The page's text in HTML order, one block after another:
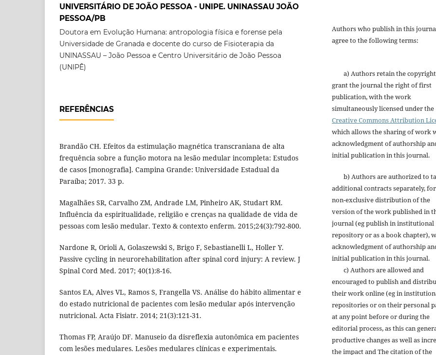
UNIVERSITÁRIO DE JOÃO PESSOA - UNIPE. UNINASSAU JOÃO
PESSOA/PB
Doutora em Evolução Humana: antropologia física e forense pela
Universidade de Granada e docente do curso de Fisioterapia da
UNINASSAU – João Pessoa e Centro Universitário de João Pessoa
(UNIPÊ)
REFERÊNCIAS
Brandão CH. Efeitos da estimulação magnética transcraniana de alta
frequência sobre a função motora na lesão medular incompleta: Estudos
de casos [monografia]. Campina Grande: Universidade Estadual da
Paraíba; 2017. 33 p.
Magalhães SR, Carvalho ZM, Andrade LM, Pinheiro AK, Studart RM.
Influência da espiritualidade, religião e crenças na qualidade de vida de
pessoas com lesão medular. Texto & contexto enferm. 2015;24(3):792-800.
Nardone R, Orioli A, Golaszewski S, Brigo F, Sebastianelli L, Holler Y.
Passive cycling in neurorehabilitation after spinal cord injury: A review. J
Spinal Cord Med. 2017; 40(1):8-16.
Santos EA, Alves VL, Ramos S, Frangella VS. Análise do hábito alimentar e
do estado nutricional de pacientes com lesão medular após intervenção
nutricional. Acta Fisiatr. 2014; 21(3):121-31.
Thomas FP, Araújo DF. Manuseio da disreflexia autonômica em pacientes
com lesões medulares. Lesões medulares clínicas e experimentais.
Authors who publish in this
agree to the following terms:
a) Authors retain the
grant the journal the right of first
publication, with the work
simultaneously licensed under the
Creative Commons Attribution
which allows the sharing of work
acknowledgment of authorship
initial publication in this journal.
b) Authors are authorized to
additional contracts separately, for
non-exclusive distribution of the
version of the work published in
journal (eg publish in institutional
repository or as a book chapter),
acknowledgment of authorship
initial publication in this journal.
c) Authors are allowed and
encouraged to publish and
their work online (eg in
repositories or on their personal
at any point before or during the
editorial process, as this can
productive changes as well as
the impact and The citation of the